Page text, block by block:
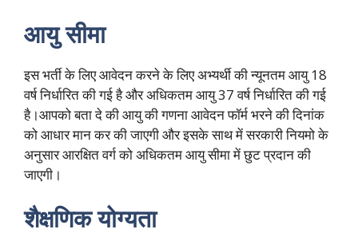
आयु सीमा
इस भर्ती के लिए आवेदन करने के लिए अभ्यर्थी की न्यूनतम आयु 18
वर्ष निर्धारित की गई है और अधिकतम आयु 37 वर्ष निर्धारित की गई
है।आपको बता दे की आयु की गणना आवेदन फॉर्म भरने की दिनांक
को आधार मान कर की जाएगी और इसके साथ में सरकारी नियमो के
अनुसार आरक्षित वर्ग को अधिकतम आयु सीमा में छुट प्रदान की
जाएगी।
शैक्षणिक योग्यता